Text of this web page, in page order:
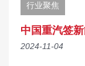
行业聚焦
中国重汽签
2024-11-04